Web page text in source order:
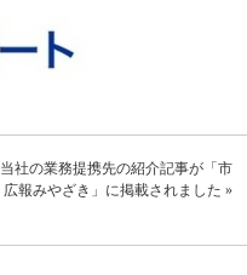
当社の業務提携先の紹介記事が「市
広報みやざき」に掲載されました »